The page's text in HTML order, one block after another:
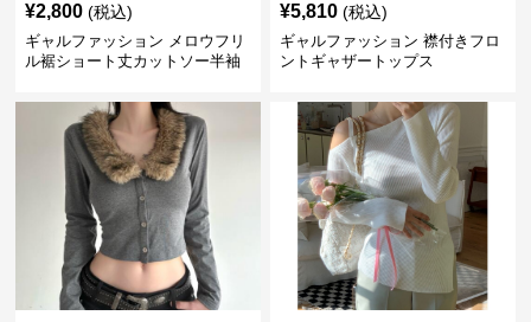
¥2,800 (税込)
ギャルファッション メロウフリ
ル裾ショート丈カットソー半袖
¥5,810 (税込)
ギャルファッション 襟付きフロ
ントギャザートップス